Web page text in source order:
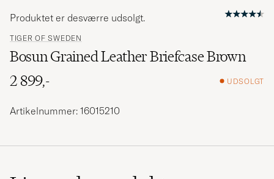
TIGER OF SWEDEN
Bosun Grained Leather Briefcase Brown
2 899,-
UDSOLGT
Produktet er desværre udsolgt.
Artikelnummer: 16015210